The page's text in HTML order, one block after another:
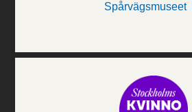
Spårvägsmuseet